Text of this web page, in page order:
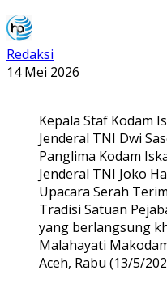
Redaksi
14 Mei 2026
Kepala Staf Kodam
Jenderal TNI Dwi
Panglima Kodam
Jenderal TNI Joko
Upacara Serah
Tradisi Satuan
yang berlangsung
Malahayati
Aceh, Rabu (13/5/